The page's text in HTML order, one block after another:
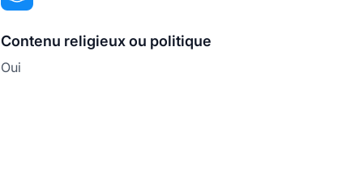
Contenu religieux ou politique
Oui